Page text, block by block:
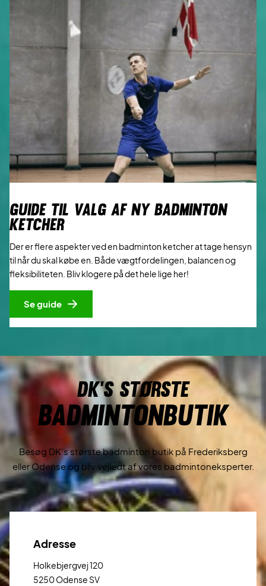
GUIDE TIL VALG AF NY BADMINTON
KETCHER
Der er flere aspekter ved en badminton ketcher at tage hensyn
til når du skal købe en. Både vægtfordelingen, balancen og
fleksibiliteten. Bliv klogere på det hele lige her!
Se guide
DK’s største
Badmintonbutik
Besøg DK’s største badminton butik på Frederiksberg
eller Odense og bliv vejledt af vores badmintoneksperter.
Adresse
Holkebjergvej 120
5250 Odense SV